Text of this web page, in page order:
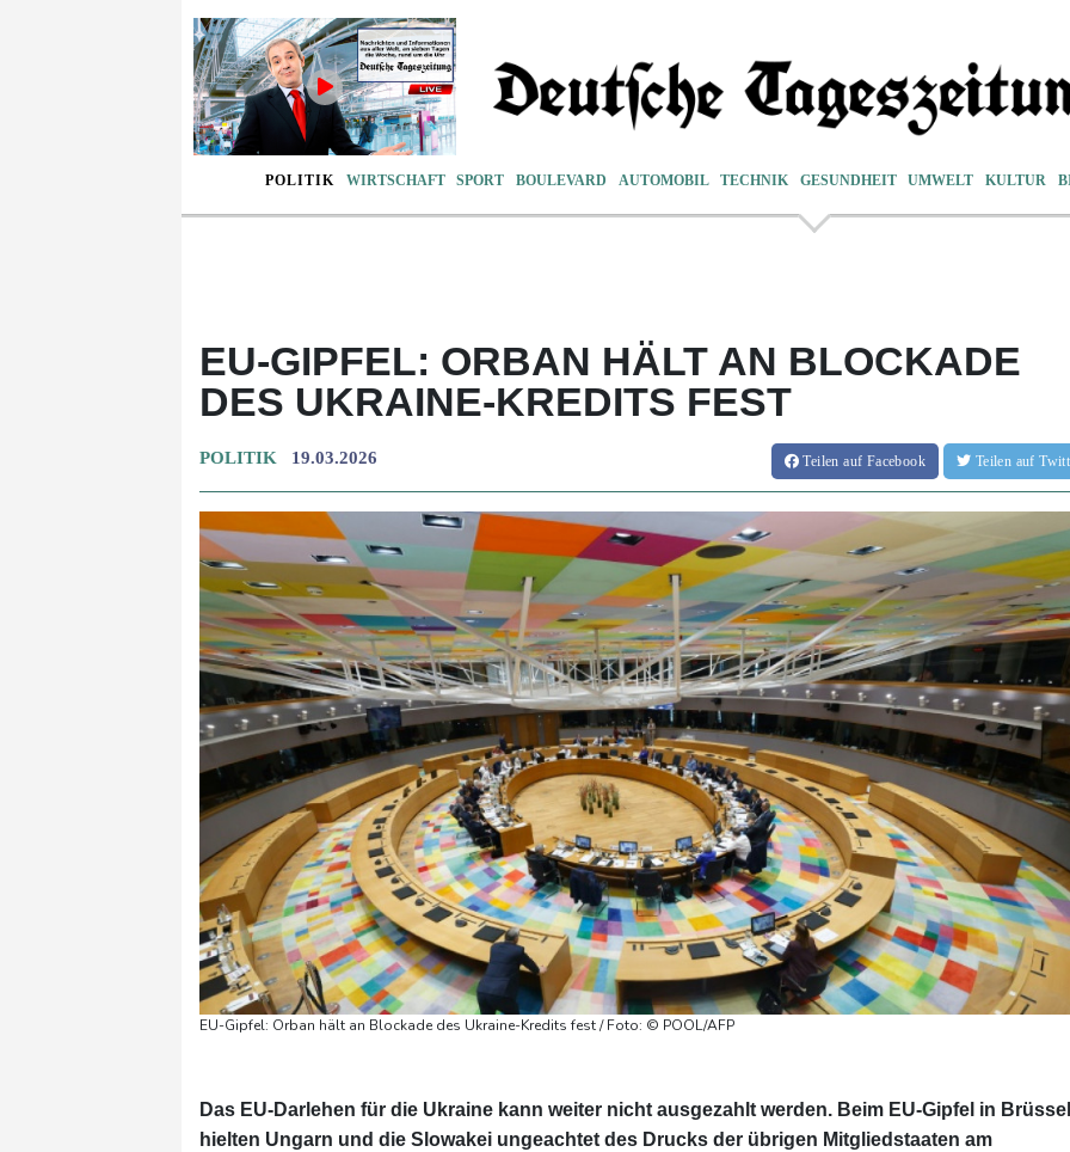
POLITIK WIRTSCHAFT SPORT BOULEVARD AUTOMOBIL TECHNIK GESUNDHEIT UMWELT KULTUR
EU-GIPFEL: ORBAN HÄLT AN BLOCKADE
DES UKRAINE-KREDITS FEST
POLITIK 19.03.2026 Teilenauf Facebook Teilen auf
EU-Gipfel: Orban hält an Blockade des Ukraine-Kredits fest / Foto: © POOL/AFP
Das EU-Darlehen für die Ukraine kann weiter nicht ausgezahlt werden. Beim EU-Gipfel in Brüssel
hielten Ungarn und die Slowakei ungeachtet des Drucks der übrigen Mitgliedstaaten am